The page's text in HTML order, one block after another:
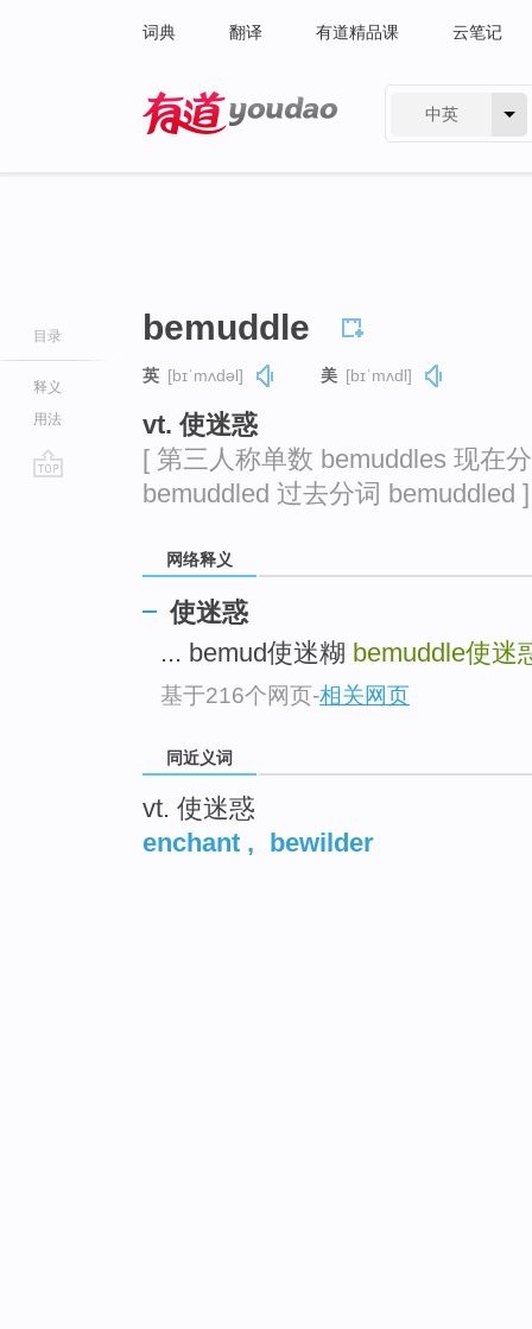
词典 翻译 有道精品课 云笔记
中英
目录
释义
用法
bemuddle
英 [bɪˈmʌdəl] 美 [bɪˈmʌdl]
vt. 使迷惑
[ 第三人称单数 bemuddles 现在
bemuddled 过去分词 bemuddled ]
网络释义
使迷惑
... bemud使迷糊 bemuddle使迷
基于216个网页-相关网页
同近义词
vt. 使迷惑
enchant , bewilder